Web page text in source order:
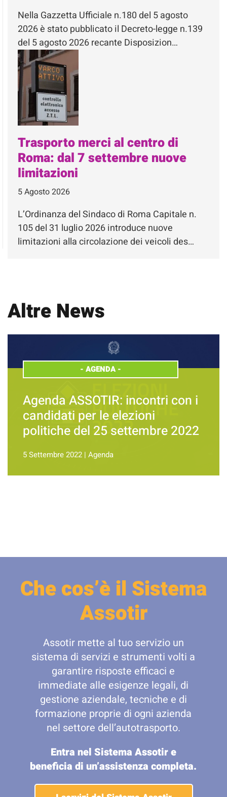
Nella Gazzetta Ufficiale n.180 del 5 agosto
2026 è stato pubblicato il Decreto-legge n.139
del 5 agosto 2026 recante Disposizion…
Trasporto merci al centro di
Roma: dal 7 settembre nuove
limitazioni
5 Agosto 2026
L’Ordinanza del Sindaco di Roma Capitale n.
105 del 31 luglio 2026 introduce nuove
limitazioni alla circolazione dei veicoli des…
Altre News
- AGENDA-
Agenda ASSOTIR: incontri con i
candidati per le elezioni
politiche del 25 settembre 2022
5 Settembre 2022 | Agenda
Che cos’è il Sistema
Assotir
Assotir mette al tuo servizio un
sistema di servizi e strumenti volti a
garantire risposte efficaci e
immediate alle esigenze legali, di
gestione aziendale, tecniche e di
formazione proprie di ogni azienda
nel settore dell’autotrasporto.
Entra nel Sistema Assotir e
beneficia di un’assistenza completa.